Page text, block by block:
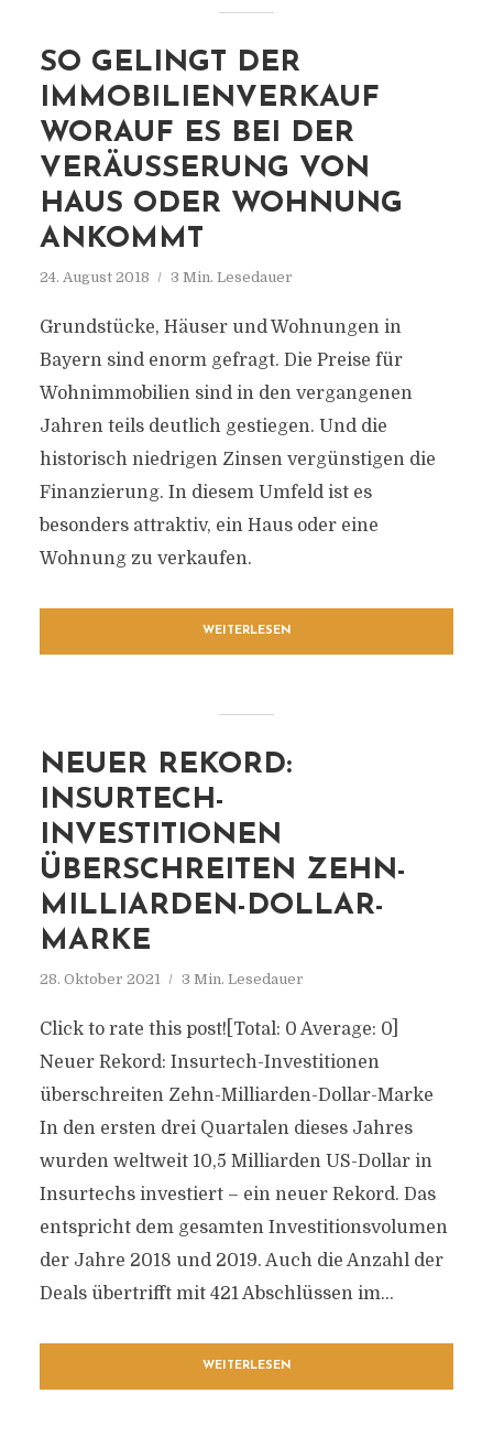
SO GELINGT DER
IMMOBILIENVERKAUF
WORAUF ES BEI DER
VERÄUSSERUNG VON H
AUS ODER WOHNUNG A
NKOMMT
24. August 2018 3 Min. Lesedauer
Grundstücke, Häuser und Wohnungen in
Bayern sind enorm gefragt. Die Preise für
Wohnimmobilien sind in den vergangenen
Jahren teils deutlich gestiegen. Und die
historisch niedrigen Zinsen vergünstigen die
Finanzierung. In diesem Umfeld ist es
besonders attraktiv, ein Haus oder eine
Wohnung zu verkaufen.
WEITERLESEN
NEUER REKORD:
INSURTECH-
INVESTITIONEN
ÜBERSCHREITEN ZEHN-
MILLIARDEN-DOLLAR-
MARKE
28. Oktober 2021 3 Min. Lesedauer
Click to rate this post![Total: 0 Average: 0]
Neuer Rekord: Insurtech-Investitionen
überschreiten Zehn-Milliarden-Dollar-Marke
In den ersten drei Quartalen dieses Jahres
wurden weltweit 10,5 Milliarden US-Dollar in
Insurtechs investiert – ein neuer Rekord. Das
entspricht dem gesamten Investitionsvolumen
der Jahre 2018 und 2019. Auch die Anzahl der
Deals übertrifft mit 421 Abschlüssen im...
WEITERLESEN